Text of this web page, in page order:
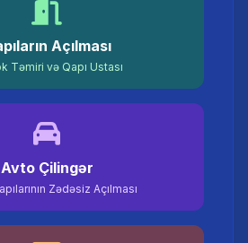
Açılması
Təmiri və Qapı Ustası
Avto Çilingər
Zədəsiz Açılması